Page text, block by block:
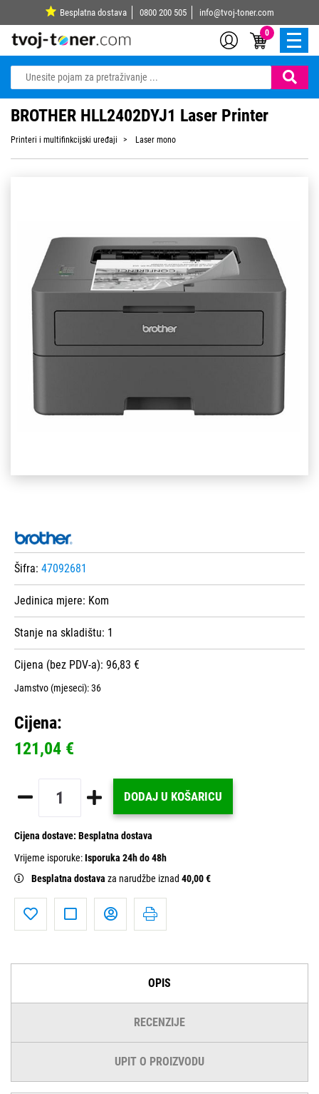
Besplatna dostava 0800 200 505 info@tvoj-toner.com
0
BROTHER HLL2402DYJ1 Laser Printer
Printeri i multifinkcijski uređaji Laser mono
Šifra: 47092681
Jedinica mjere: Kom
Stanje na skladištu: 1
Cijena (bez PDV-a): 96,83 €
Jamstvo (mjeseci):36
Cijena:
121,04 €
DODAJ U KOŠARICU
Cijena dostave: Besplatna dostava
Vrijeme isporuke:Isporuka 24h do 48h
Besplatna dostava za narudžbe iznad 40,00 €
OPIS
RECENZIJE
UPIT O PROIZVODU